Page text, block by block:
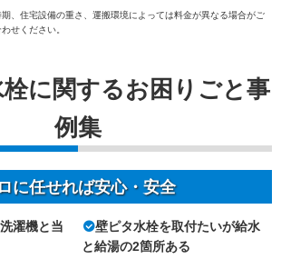
、住宅設備の重さ、運搬環境によっては料金が異なる場合がご
せください。
に関するお困りごと事
例集
に任せれば安心・安全
濯機と当
壁ピタ水栓を取付たいが給水
と給湯の2箇所ある